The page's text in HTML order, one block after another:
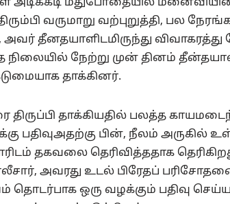
வருமாறு வற்புறுத்தி, பல
தீனதயாளிடமிருந்து
நிலையில் நேற்று முன் தினம்
தாக்கினர்.
திருப்பி தாக்கியதில் பலத்த
பதிவுஅதற்கு பின், நீலம் அருகில்
தகவலை தெரிவித்ததாக
அவரது உடல் பிரேதப்
ஒரு வழக்கும் பதிவு